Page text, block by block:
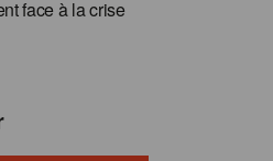
face à la crise